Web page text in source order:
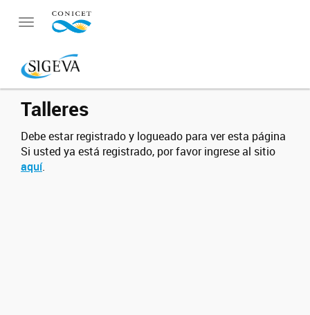
Toggle
Talleres
Debe estar registrado y logueado para ver esta página
Si usted ya está registrado, por favor ingrese al sitio
aquí.